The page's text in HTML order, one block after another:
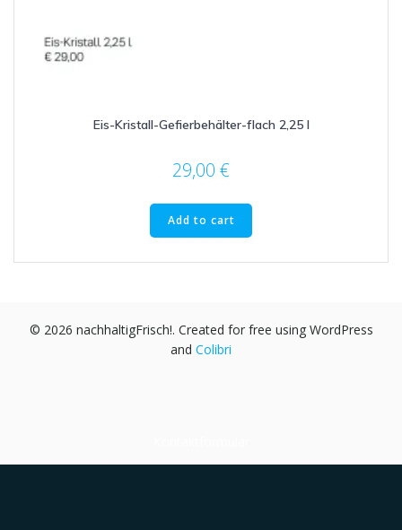
Eis-Kristall-Gefierbehälter-flach 2,25 l
29,00 €
Add to cart
© 2026 nachhaltigFrisch!. Created for free using WordPress
and Colibri